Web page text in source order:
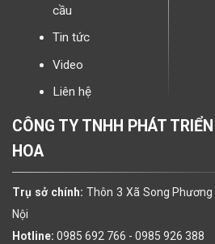
cầu
Tin tức
Video
Liên hệ
CÔNG TY TNHH PHÁT
HOA
Trụ sở chính: Thôn 3 Xã Song
Nội
Hotline: 0985 692 766 - 0985 926 388